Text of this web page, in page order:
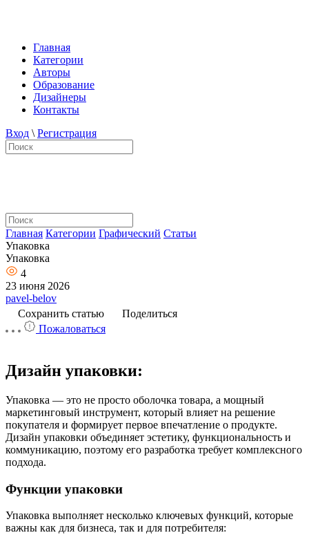
Главная
Категории
Авторы
Образование
Дизайнеры
Контакты
Вход \ Регистрация
Главная Категории Графический Статьи
Упаковка
Упаковка
4
23 июня 2026
pavel-belov
Сохранить статью
Поделиться
Пожаловаться
Дизайн упаковки:
Упаковка — это не просто оболочка товара, а мощный
маркетинговый инструмент, который влияет на решение
покупателя и формирует первое впечатление о продукте.
Дизайн упаковки объединяет эстетику, функциональность и
коммуникацию, поэтому его разработка требует комплексного
подхода.
Функции упаковки
Упаковка выполняет несколько ключевых функций, которые
важны как для бизнеса, так и для потребителя: